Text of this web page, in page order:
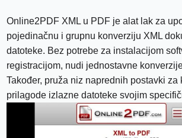
Online2PDF XML u PDF je alat lak za
pojedinačnu i grupnu konverziju XML
datoteke. Bez potrebe za instalacijom
registracijom, nudi jednostavne
Također, pruža niz naprednih postavki za
prilagode izlazne datoteke svojim